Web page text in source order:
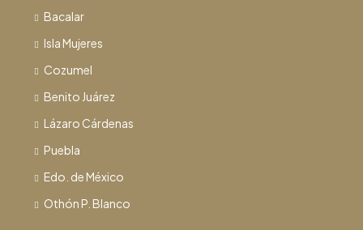
Bacalar
Isla Mujeres
Cozumel
Benito Juárez
Lázaro Cárdenas
Puebla
Edo. de México
Othón P. Blanco